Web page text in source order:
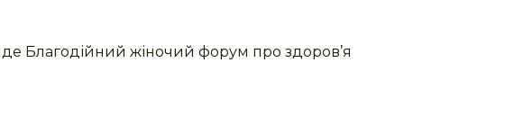
Благодійний жіночий форум про здоров’я